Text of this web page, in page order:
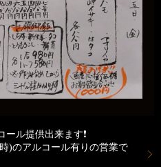
ル提供出来ます❗
)のアルコール有りの営業で